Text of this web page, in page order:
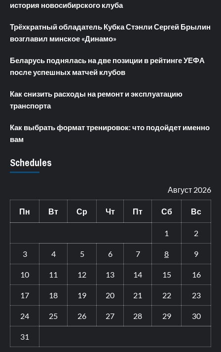
история новосибирского клуба
Трёхкратный обладатель Кубка Стэнли Сергей Брылин
возглавил минское «Динамо»
Беларусь поднялась на две позиции в рейтинге УЕФА
после успешных матчей клубов
Как снизить расходы на ремонт и эксплуатацию
транспорта
Как выбрать формат тренировок: что подойдет именно
вам
Schedules
Август 2026
Пн Вт Ср Чт Пт Сб Вс
1 2
3 4 5 6 7 8 9
10 11 12 13 14 15 16
17 18 19 20 21 22 23
24 25 26 27 28 29 30
31